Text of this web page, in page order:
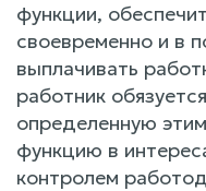
функции,
своевременно и в
выплачивать
работник
определенную
функцию в
контролем